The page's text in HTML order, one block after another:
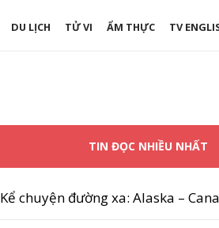
DU LỊCH TỬ VI ẨM THỰC TV
TIN ĐỌC NHIỀU NHẤT
Kể chuyện đường xa: Alaska –